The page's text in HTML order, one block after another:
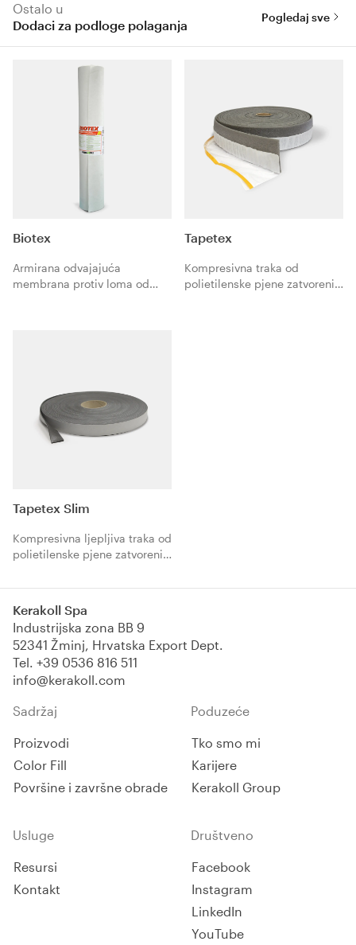
Ostalo u
Dodaci za podloge polaganja
Pogledaj sve
Biotex
Armirana odvajajuća
membrana protiv loma od
ojačanje prilikom polaganja
keramičkih pločica svih vrsta,
velikih formata, porculanskog
gresa i prirodnog kamena.
Tapetex
Kompresivna traka od
polietilenske pjene zatvorenih
Tapetex Slim
Kompresivna ljepljiva traka od
polietilenske pjene zatvorenih
odvajajuće spojeve. Izuzetno
hlapljivih tvari.
Kerakoll Spa
Industrijska zona BB 9
52341 Žminj, Hrvatska Export Dept.
Tel. +39 0536 816 511
info@kerakoll.com
Sadržaj
Proizvodi
Color Fill
Površine i završne obrade
Poduzeće
Tko smo mi
Karijere
Kerakoll Group
Usluge
Resursi
Kontakt
Društveno
Facebook
Instagram
LinkedIn
YouTube